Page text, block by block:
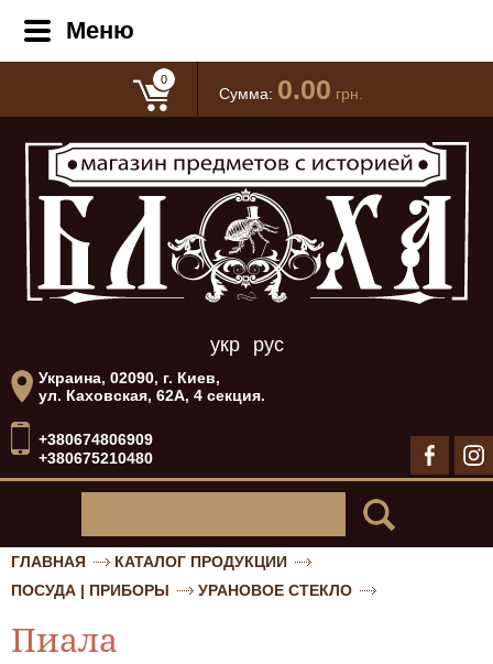
0
Сумма: 0.00 грн.
укр рус
Украина, 02090, г. Киев,
ул. Каховская, 62А, 4 секция.
+380674806909
+380675210480
Меню
ГЛАВНАЯ
КАТАЛОГ ПРОДУКЦИИ
ПОСУДА | ПРИБОРЫ
УРАНОВОЕ СТЕКЛО
Пиала